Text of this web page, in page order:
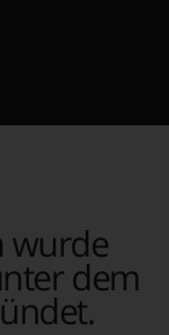
wurde
dem